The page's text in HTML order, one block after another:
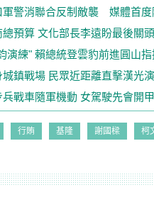
軍警消聯合反制敵襲 媒體首度
預算 文化部長李遠盼最後關
演練" 賴總統登雲豹前進圓山
鎮戰場 民眾近距離直擊漢光
戰車隨軍機動 女駕駛先會開
行賄 基隆 謝國樑 柯